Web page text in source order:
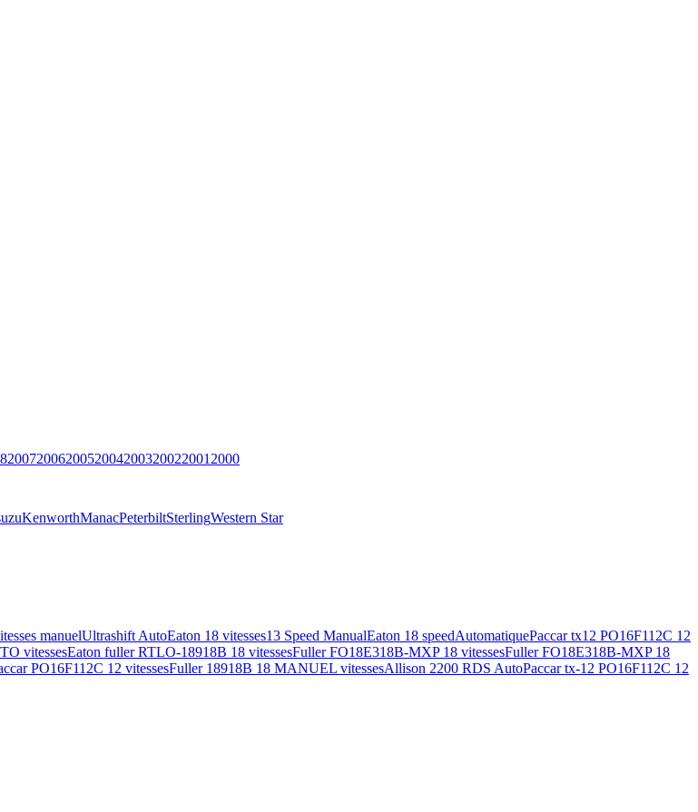
2007200620052004200320022001 2000
KenworthManacPeterbiltSterlingWestern Star
manuelUltrashift AutoEaton 18 vitesses13 Speed ManualEaton 18 speedAutomatiquePaccar tx12 PO16F112C 12
vitessesEaton fuller RTLO-18918B 18 vitessesFuller FO18E318B-MXP 18 vitessesFuller FO18E318B-MXP 18
PO16F112C 12 vitessesFuller 18918B 18 MANUEL vitessesAllison 2200 RDS AutoPaccar tx-12 PO16F112C 12